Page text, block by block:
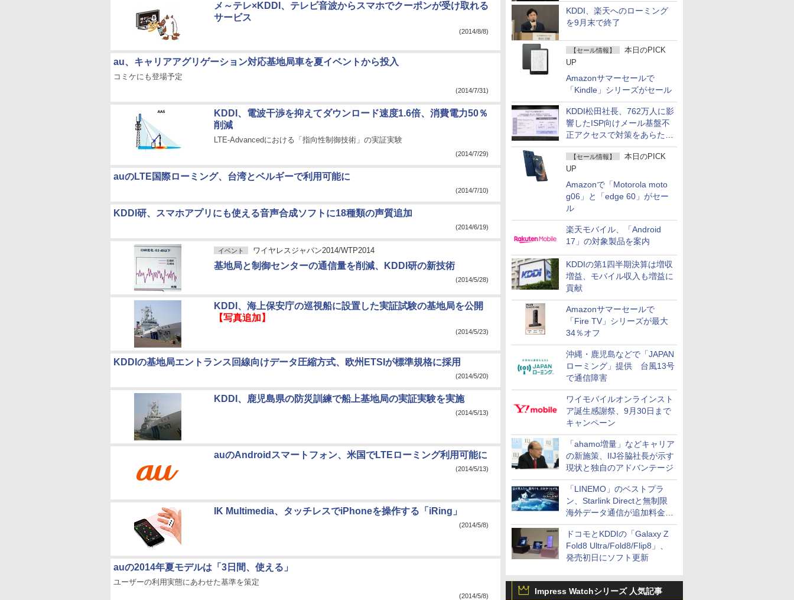
KDDI、楽天へのローミング
を9月末で終了
【セール情報】
本日のPICK
UP
Amazonサマーセールで
「Kindle」シリーズがセール
KDDI松田社長、762万人に影
響したISP向けメール基盤不
正アクセスで対策をあらため
て説明
【セール情報】
本日のPICK
UP
Amazonで「Motorola moto
g06」と「edge 60」がセー
ル
楽天モバイル、「Android
17」の対象製品を案内
KDDIの第1四半期決算は増収
増益、モバイル収入も増益に
貢献
Amazonサマーセールで
「Fire TV」シリーズが最大
34％オフ
沖縄・鹿児島などで「JAPAN
ローミング」提供 台風13号
で通信障害
ワイモバイルオンラインスト
ア誕生感謝祭、9月30日まで
キャンペーン
「ahamo増量」などキャリア
の新施策、IIJ谷脇社長が示す
現状と独自のアドバンテージ
「LINEMO」のベストプラ
ン、Starlink Directと無制限
海外データ通信が追加料金な
しに
ドコモとKDDIの「Galaxy Z
Fold8 Ultra/Fold8/Flip8」、
発売初日にソフト更新
Impress Watchシリーズ 人気記事
メ～テレ×KDDI、テレビ音波からスマホでクーポンが受け取れる
サービス
(2014/8/8)
au、キャリアアグリゲーション対応基地局車を夏イベントから投入
コミケにも登場予定
(2014/7/31)
KDDI、電波干渉を抑えてダウンロード速度1.6倍、消費電力50％
削減
LTE-Advancedにおける「指向性制御技術」の実証実験
(2014/7/29)
auのLTE国際ローミング、台湾とベルギーで利用可能に
(2014/7/10)
KDDI研、スマホアプリにも使える音声合成ソフトに18種類の声質追加
(2014/6/19)
イベント ワイヤレスジャパン2014/WTP2014
基地局と制御センターの通信量を削減、KDDI研の新技術
(2014/5/28)
KDDI、海上保安庁の巡視船に設置した実証試験の基地局を公開
【写真追加】
(2014/5/23)
KDDIの基地局エントランス回線向けデータ圧縮方式、欧州ETSIが標準規格に採用
(2014/5/20)
KDDI、鹿児島県の防災訓練で船上基地局の実証実験を実施
(2014/5/13)
auのAndroidスマートフォン、米国でLTEローミング利用可能に
(2014/5/13)
IK Multimedia、タッチレスでiPhoneを操作する「iRing」
(2014/5/8)
auの2014年夏モデルは「3日間、使える」
ユーザーの利用実態にあわせた基準を策定
(2014/5/8)